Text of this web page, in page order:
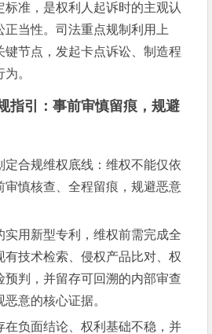
标准，是权利人起诉时的主观认
正当性。司法重点规制利用上
键节点，发起卡点诉讼、制造程
。
指引：事前审慎留痕，规避
定合规维权底线：维权不能仅依
审慎核查、全程留痕，规避恶意
实用新型专利，维权前需完成全
有技术检索、侵权产品比对、权
预判，并留存可回溯的内部审查
意的核心证据。
在负面结论、权利基础不稳，并